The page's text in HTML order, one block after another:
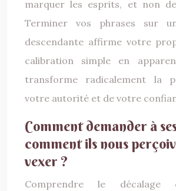
marquer les esprits, et non
Terminer vos phrases sur
descendante affirme votre
calibration simple en
transforme radicalement la
votre autorité et de votre
Comment demander à
comment ils nous
vexer ?
Comprendre le décalage